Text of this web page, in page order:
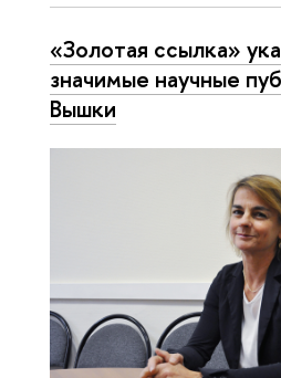
«Золотая ссылка»
значимые научные
Вышки